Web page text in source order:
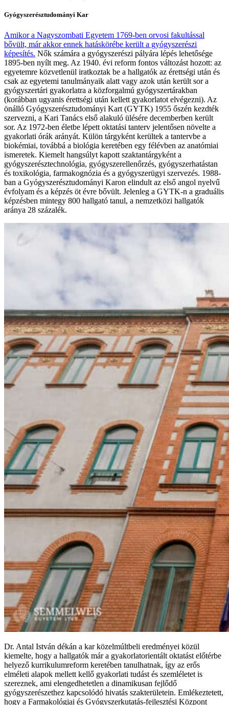
Gyógyszerésztudományi Kar
Amikor a Nagyszombati Egyetem 1769-ben orvosi fakultással
bővült, már akkor ennek hatáskörébe került a gyógyszerészi
képesítés. Nők számára a gyógyszerészi pályára lépés lehetősége
1895-ben nyílt meg. Az 1940. évi reform fontos változást hozott: az
egyetemre közvetlenül iratkoztak be a hallgatók az érettségi után és
csak az egyetemi tanulmányaik alatt vagy azok után került sor a
gyógyszertári gyakorlatra a közforgalmú gyógyszertárakban
(korábban ugyanis érettségi után kellett gyakorlatot elvégezni). Az
önálló Gyógyszerésztudományi Kart (GYTK) 1955 őszén kezdték
szervezni, a Kari Tanács első alakuló ülésére decemberben került
sor. Az 1972-ben életbe lépett oktatási tanterv jelentősen növelte a
gyakorlati órák arányát. Külön tárgyként kerültek a tantervbe a
biokémiai, továbbá a biológia keretében egy félévben az anatómiai
ismeretek. Kiemelt hangsúlyt kapott szaktantárgyként a
gyógyszerésztechnológia, gyógyszerellenőrzés, gyógyszerhatástan
és toxikológia, farmakognózia és a gyógyszerügyi szervezés. 1988-
ban a Gyógyszerésztudományi Karon elindult az első angol nyelvű
évfolyam és a képzés öt évre bővült. Jelenleg a GYTK-n a graduális
képzésben mintegy 800 hallgató tanul, a nemzetközi hallgatók
aránya 28 százalék.
Dr. Antal István dékán a kar közelmúltbeli eredményei közül
kiemelte, hogy a hallgatók már a gyakorlatorientált oktatást előtérbe
helyező kurrikulumreform keretében tanulhatnak, így az erős
elméleti alapok mellett kellő gyakorlati tudást és szemléletet is
szereznek, ami elengedhetetlen a dinamikusan fejlődő
gyógyszerészethez kapcsolódó hivatás szakterületein. Emlékeztetett,
hogy a Farmakológiai és Gyógyszerkutatás-fejlesztési Központ